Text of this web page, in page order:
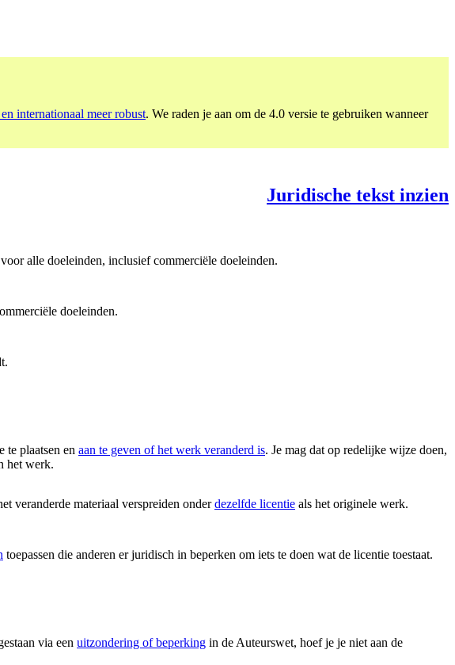
internationaal meer robust. We raden je aan om de 4.0 versie te gebruiken wanneer
Juridische tekst inzien
alle doeleinden, inclusief commerciële doeleinden.
doeleinden.
te plaatsen en aan te geven of het werk veranderd is. Je mag dat op redelijke wijze doen,
het werk.
veranderde materiaal verspreiden onderdezelfde licentie als het originele werk.
toepassen die anderen er juridisch in beperken om iets te doen wat de licentie toestaat.
via een uitzondering of beperking in de Auteurswet, hoef je je niet aan de